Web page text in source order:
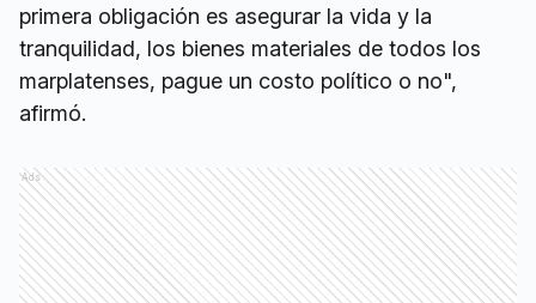
primera obligación es asegurar la vida y la
tranquilidad, los bienes materiales de todos los
marplatenses, pague un costo político o no",
afirmó.
Ads